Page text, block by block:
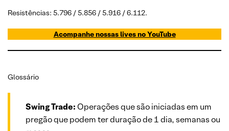
Resistências: 5.796 / 5.856 / 5.916 / 6.112.
Acompanhe nossas lives no YouTube
Glossário
Swing Trade:Operações que são iniciadas em um
pregão que podem ter duração de 1 dia, semanas ou